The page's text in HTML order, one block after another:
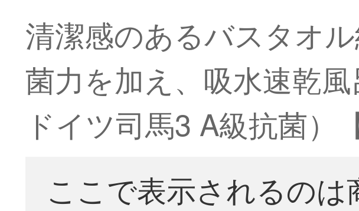
清潔感のあるバスタオ
菌力を加え、吸水速乾
ドイツ司馬3 A級抗菌）
ここで表示されるの